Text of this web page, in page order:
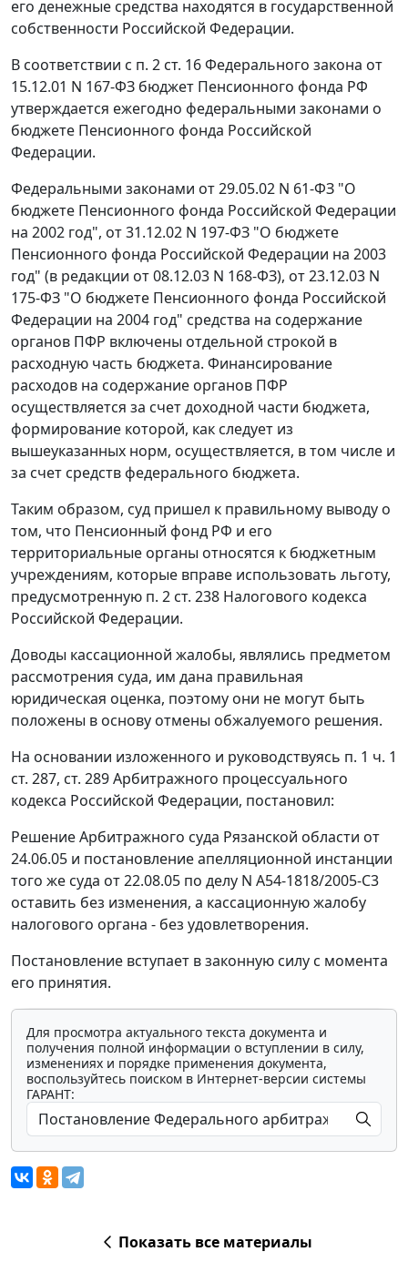
его денежные средства находятся в государственной
собственности Российской Федерации.
В соответствии с п. 2 ст. 16Федерального закона от
15.12.01 N 167-ФЗ бюджет Пенсионного фонда РФ
утверждается ежегодно федеральными законами о
бюджете Пенсионного фонда Российской
Федерации.
Федеральными законами от 29.05.02 N 61-ФЗ "О
бюджете Пенсионного фонда Российской Федерации
на 2002 год", от 31.12.02 N 197-ФЗ "О бюджете
Пенсионного фонда Российской Федерации на 2003
год" (в редакции от 08.12.03 N 168-ФЗ), от 23.12.03 N
175-ФЗ "О бюджете Пенсионного фонда Российской
Федерации на 2004 год" средства на содержание
органов ПФР включены отдельной строкой в
расходную часть бюджета. Финансирование
расходов на содержание органов ПФР
осуществляется за счет доходной части бюджета,
формирование которой, как следует из
вышеуказанных норм, осуществляется, в том числе и
за счет средств федерального бюджета.
Таким образом, суд пришел к правильному выводу о
том, что Пенсионный фонд РФ и его
территориальные органы относятся к бюджетным
учреждениям, которые вправе использовать льготу,
предусмотренную п. 2 ст. 238 Налогового кодекса
Российской Федерации.
Доводы кассационной жалобы, являлись предметом
рассмотрения суда, им дана правильная
юридическая оценка, поэтому они не могут быть
положены в основу отмены обжалуемого решения.
На основании изложенного и руководствуясь п. 1 ч. 1
ст. 287, ст. 289Арбитражного процессуального
кодекса Российской Федерации, постановил:
Решение Арбитражного суда Рязанской области от
24.06.05 и постановление апелляционной инстанции
того же суда от 22.08.05 по делу N А54-1818/2005-С3
оставить без изменения, а кассационную жалобу
налогового органа - без удовлетворения.
Постановление вступает в законную силу с момента
его принятия.
Для просмотра актуального текста документа и
получения полной информации о вступлении в силу,
изменениях и порядке применения документа,
воспользуйтесь поиском в Интернет-версии системы
ГАРАНТ:
Показать все материалы